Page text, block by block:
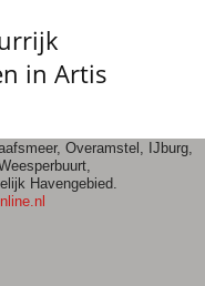
in Artis
Overamstel, IJburg,
Havengebied.